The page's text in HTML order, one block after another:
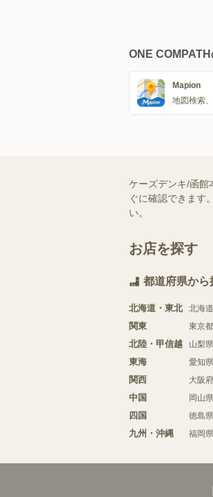
ONE
Mapion
地図検索
ケーズデンキ/函館
ぐに確認できます
い。
お店を探す
都道府県から
北海道・東北 北海道
関東 東京都
北陸・甲信越 山梨県
東海 愛知県
関西 大阪府
中国 岡山県
四国 徳島県
九州・沖縄 福岡県